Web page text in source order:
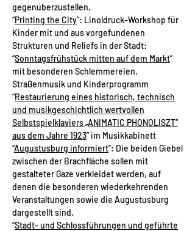
gegenüberzustellen.
“Printing the City”: Linoldruck-Workshop für
Kinder mit und aus vorgefundenen
Strukturen und Reliefs in der Stadt:
“Sonntagsfrühstück mitten auf dem Markt”
mit besonderen Schlemmereien,
Straßenmusik und Kinderprogramm
“Restaurierung eines historisch, technisch
und musikgeschichtlich wertvollen
Selbstspielklaviers „ANIMATIC PHONOLISZT“
aus dem Jahre 1923” im Musikkabinett
“Augustusburg informiert”: Die beiden Giebel
zwischen der Brachfläche sollen mit
gestalteter Gaze verkleidet werden, auf
denen die besonderen wiederkehrenden
Veranstaltungen sowie die Augustusburg
dargestellt sind.
“Stadt- und Schlossführungen und geführte